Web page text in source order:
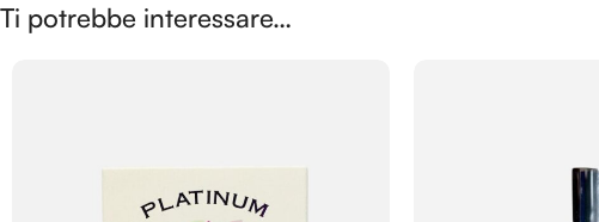
Ti potrebbe interessare…